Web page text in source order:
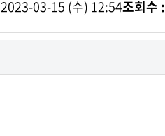
2023-03-15 (수) 12:54조회수 :